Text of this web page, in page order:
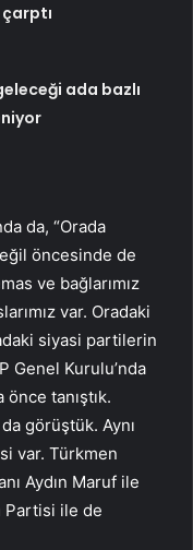
ada bazlı
da, “Orada
öncesinde de
ve bağlarımız
var. Oradaki
siyasi partilerin
Genel Kurulu’nda
tanıştık.
görüştük. Aynı
var. Türkmen
Aydın Maruf ile
Partisi ile de